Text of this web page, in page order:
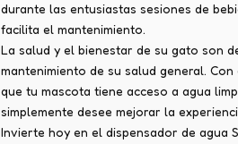
durante las entusiastas sesiones de
facilita el mantenimiento.
La salud y el bienestar de su gato son
mantenimiento de su salud general.
que tu mascota tiene acceso a agua
simplemente desee mejorar la
Invierte hoy en el dispensador de agua